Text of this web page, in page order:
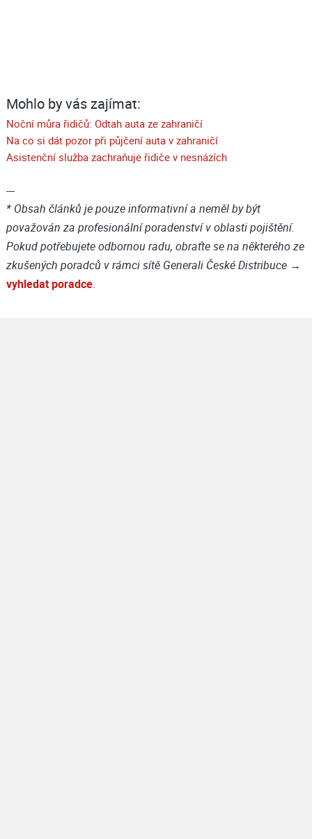
Mohlo by vás zajímat:
Noční můra řidičů: Odtah auta ze zahraničí
Na co si dát pozor při půjčení auta v zahraničí
Asistenční služba zachraňuje řidiče v nesnázích
---
* Obsah článků je pouze informativní a neměl by být
považován za profesionální poradenství v oblasti pojištění.
Pokud potřebujete odbornou radu, obraťte se na některého ze
zkušených poradců v rámci sítě Generali České Distribuce →
vyhledat poradce.